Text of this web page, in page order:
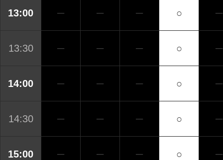
13:00 ─ ─ ─ ○ ─
13:30 ─ ─ ─ ○ ─
14:00 ─ ─ ─ ○ ─
14:30 ─ ─ ─ ○ ─
15:00 ─ ─ ─ ○ ─